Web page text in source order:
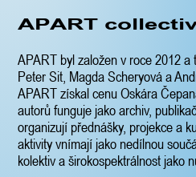
APART
APART byl založen v roce 2012
Peter Sit, Magda Scheryová a
APART získal cenu Oskára
autorů funguje jako archiv,
organizují přednášky, projekce a
aktivity vnímají jako nedílnou
kolektiv a širokospektrálnost jako